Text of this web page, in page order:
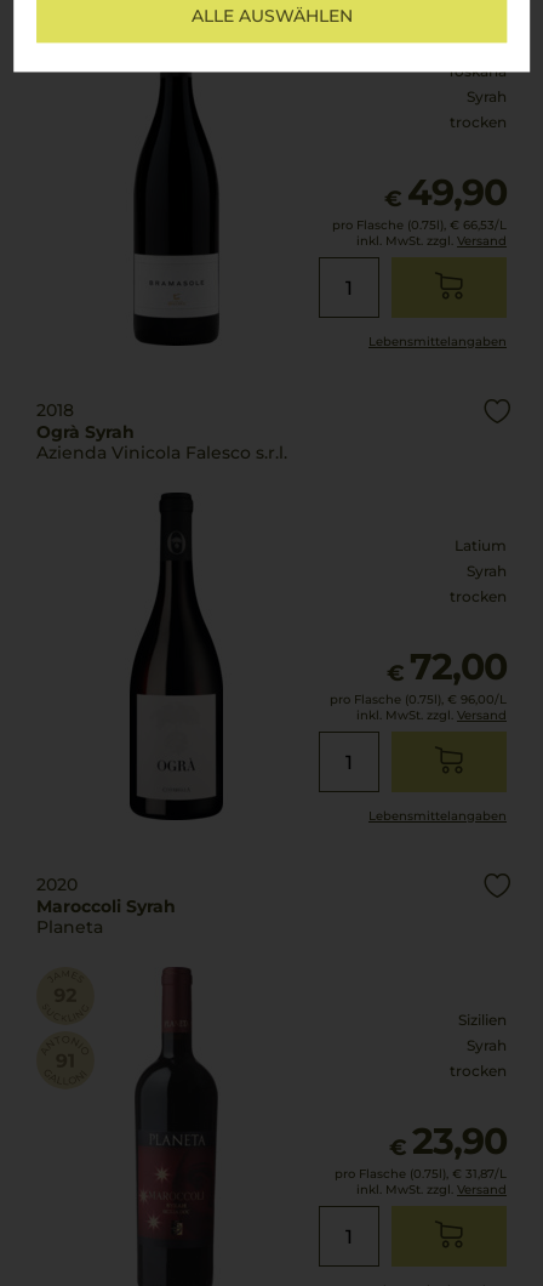
ALLE AUSWÄHLEN
Toskana
Syrah
trocken
€ 49,90
pro Flasche (0.75l), € 66,53/L
inkl. MwSt. zzgl. Versand
Lebensmittel­angaben
2018
Ogrà Syrah
Azienda Vinicola Falesco s.r.l.
Latium
Syrah
trocken
€ 72,00
pro Flasche (0.75l), € 96,00/L
inkl. MwSt. zzgl. Versand
Lebensmittel­angaben
2020
Maroccoli Syrah
Planeta
Sizilien
Syrah
trocken
€ 23,90
pro Flasche (0.75l), € 31,87/L
inkl. MwSt. zzgl. Versand